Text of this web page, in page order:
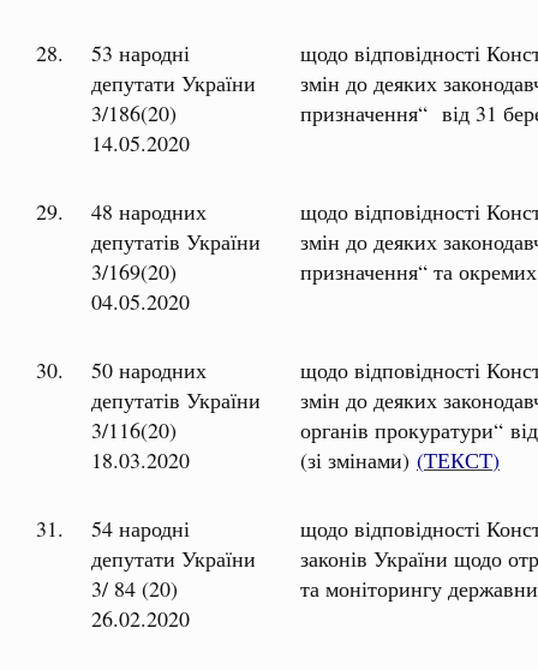
28.
53 народні
депутати України
3/186(20)
14.05.2020
щодо відповідності
змін до деяких
призначення“ від 31
29.
48 народних
депутатів України
3/169(20)
04.05.2020
щодо відповідності
змін до деяких
призначення“ та
30.
50 народних
депутатів України
3/116(20)
18.03.2020
щодо відповідності
змін до деяких
органів прокуратури“
(зі змінами) (ТЕКСТ)
31.
54 народні
депутати України
3/ 84 (20)
26.02.2020
щодо відповідності
законів України щодо
та моніторингу